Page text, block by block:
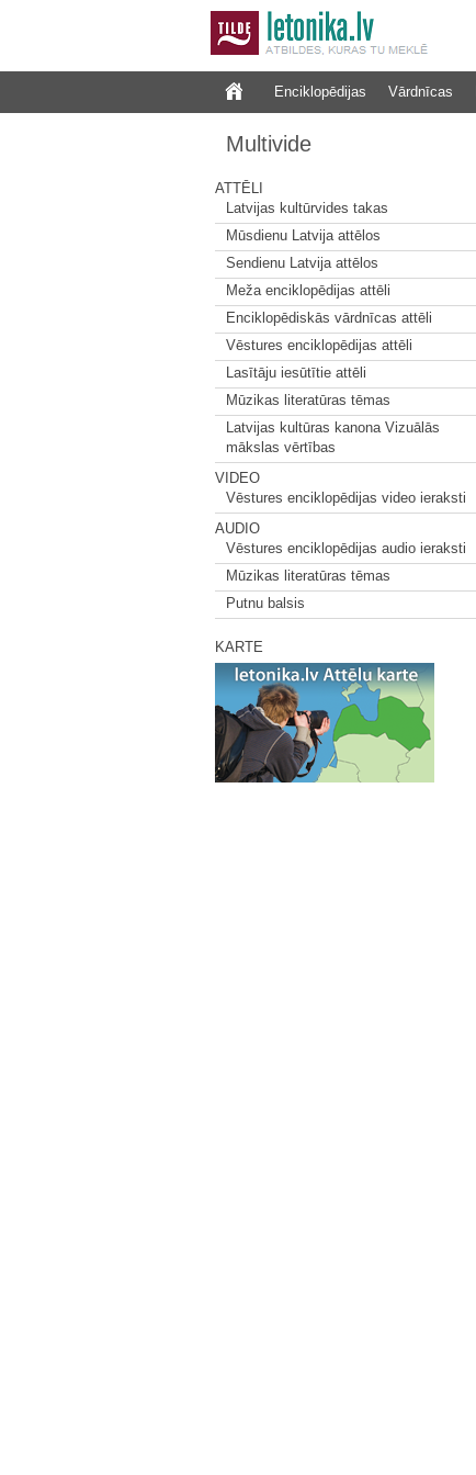
Enciklopēdijas Vārdnīcas
Multivide
ATTĒLI
Latvijas kultūrvides takas
Mūsdienu Latvija attēlos
Sendienu Latvija attēlos
Meža enciklopēdijas attēli
Enciklopēdiskās vārdnīcas attēli
Vēstures enciklopēdijas attēli
Lasītāju iesūtītie attēli
Mūzikas literatūras tēmas
Latvijas kultūras kanona Vizuālās
mākslas vērtības
VIDEO
Vēstures enciklopēdijas video ieraksti
AUDIO
Vēstures enciklopēdijas audio ieraksti
Mūzikas literatūras tēmas
Putnu balsis
KARTE